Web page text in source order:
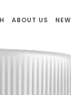
ABOUT US